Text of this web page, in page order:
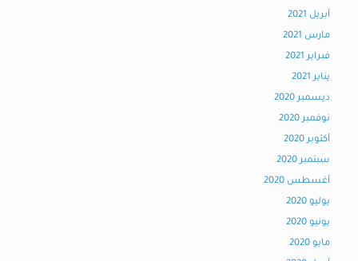
أبريل 2021
مارس 2021
فبراير 2021
يناير 2021
ديسمبر 2020
نوفمبر 2020
أكتوبر 2020
سبتمبر 2020
أغسطس 2020
يوليو 2020
يونيو 2020
مايو 2020